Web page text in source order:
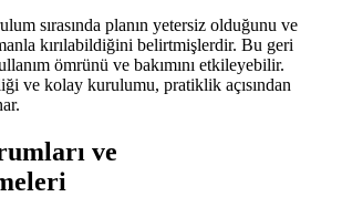
sırasında planın yetersiz olduğunu ve
kırılabildiğini belirtmişlerdir. Bu geri
ömrünü ve bakımını etkileyebilir.
ve kolay kurulumu, pratiklik açısından
ve